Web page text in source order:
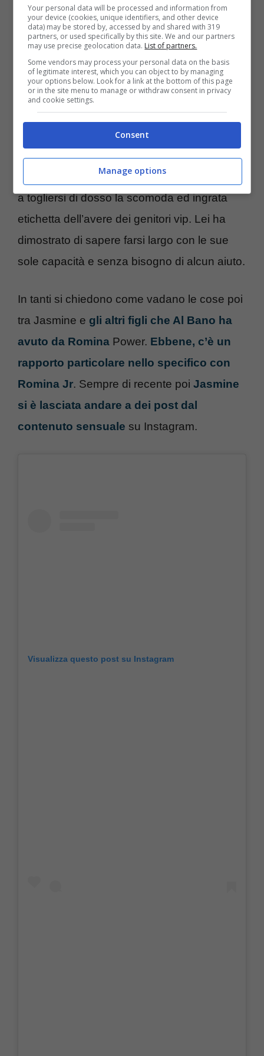
Per quanto riguarda lei, l’ultima
frequentazione nota la voleva con un certo
Alessandro Greco, solo omonimo del noto
conduttore televisivo.
In merito alla sua esibizione in tv, Jasmine
avrà certamente fatto emozionare mamma e
papà.Loredana Lecciso può andare fiera
della bravura di sua figlia, che già è riuscita
a togliersi di dosso la scomoda ed ingrata
etichetta dell’avere dei genitori vip. Lei ha
dimostrato di sapere farsi largo con le sue
sole capacità e senza bisogno di alcun aiuto.
In tanti si chiedono come vadano le cose poi
tra Jasmine e gli altri figli che Al Bano ha
avuto da Romina Power. Ebbene, c’è un
rapporto particolare nello specifico con
Romina Jr. Sempre di recente poi Jasmine
si è lasciata andare a dei post dal
contenuto sensuale su Instagram.
Visualizza questo post su Instagram
Your personal data will be processed and information from
your device (cookies, unique identifiers, and other device
data) may be stored by, accessed by and shared with 319
partners, or used specifically by this site. We and our partners
may use precise geolocation data. List of partners.
Some vendors may process your personal data on the basis
of legitimate interest, which you can object to by managing
your options below. Look for a link at the bottom of this page
or in the site menu to manage or withdraw consent in privacy
and cookie settings.
Consent
Manage options